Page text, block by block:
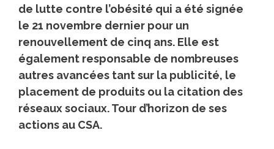
de lutte contre l’obésité qui a été signée
le 21 novembre dernier pour un
renouvellement de cinq ans. Elle est
également responsable de nombreuses
autres avancées tant sur la publicité, le
placement de produits ou la citation des
réseaux sociaux. Tour d’horizon de ses
actions au CSA.